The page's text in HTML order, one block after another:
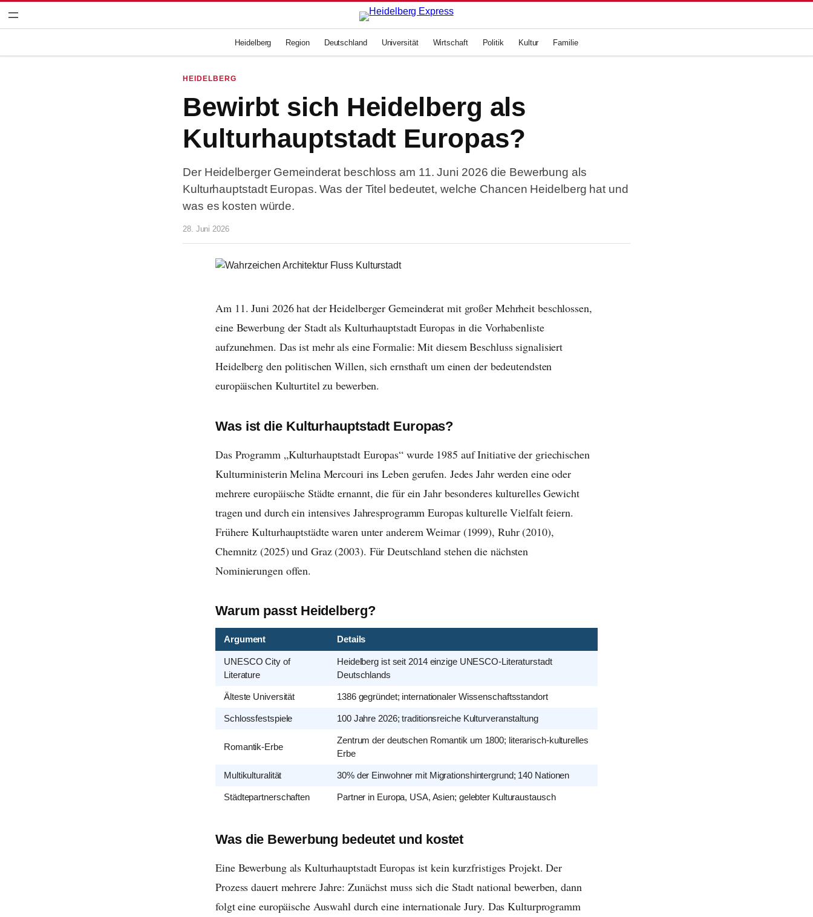
Inhalt
Heidelberg Region Deutschland Universität Wirtschaft Politik Kultur Familie
HEIDELBERG
Bewirbt sich Heidelberg als
Kulturhauptstadt Europas?
Der Heidelberger Gemeinderat beschloss am 11. Juni 2026 die Bewerbung als
Kulturhauptstadt Europas. Was der Titel bedeutet, welche Chancen Heidelberg hat und
was es kosten würde.
28. Juni 2026
Am 11. Juni 2026 hat der Heidelberger Gemeinderat mit großer Mehrheit beschlossen,
eine Bewerbung der Stadt als Kulturhauptstadt Europas in die Vorhabenliste
aufzunehmen. Das ist mehr als eine Formalie: Mit diesem Beschluss signalisiert
Heidelberg den politischen Willen, sich ernsthaft um einen der bedeutendsten
europäischen Kulturtitel zu bewerben.
Was ist die Kulturhauptstadt Europas?
Das Programm „Kulturhauptstadt Europas“ wurde 1985 auf Initiative der griechischen
Kulturministerin Melina Mercouri ins Leben gerufen. Jedes Jahr werden eine oder
mehrere europäische Städte ernannt, die für ein Jahr besonderes kulturelles Gewicht
tragen und durch ein intensives Jahresprogramm Europas kulturelle Vielfalt feiern.
Frühere Kulturhauptstädte waren unter anderem Weimar (1999), Ruhr (2010),
Chemnitz (2025) und Graz (2003). Für Deutschland stehen die nächsten
Nominierungen offen.
Warum passt Heidelberg?
Argument Details
UNESCO City of
Literature
Heidelberg ist seit 2014 einzige UNESCO-Literaturstadt
Deutschlands
Älteste Universität 1386 gegründet; internationaler Wissenschaftsstandort
Schlossfestspiele 100 Jahre 2026; traditionsreiche Kulturveranstaltung
Romantik-Erbe
Zentrum der deutschen Romantik um 1800; literarisch-kulturelles
Erbe
Multikulturalität 30% der Einwohner mit Migrationshintergrund; 140 Nationen
Städtepartnerschaften Partner in Europa, USA, Asien; gelebter Kulturaustausch
Was die Bewerbung bedeutet und kostet
Eine Bewerbung als Kulturhauptstadt Europas ist kein kurzfristiges Projekt. Der
Prozess dauert mehrere Jahre: Zunächst muss sich die Stadt national bewerben, dann
folgt eine europäische Auswahl durch eine internationale Jury. Das Kulturprogramm